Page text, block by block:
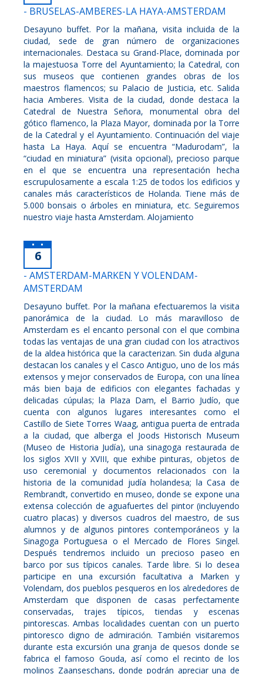
- BRUSELAS-AMBERES-LA HAYA-AMSTERDAM
Desayuno buffet. Por la mañana, visita incluida de la
ciudad, sede de gran número de organizaciones
internacionales. Destaca su Grand-Place, dominada por
la majestuosa Torre del Ayuntamiento; la Catedral, con
sus museos que contienen grandes obras de los
maestros flamencos; su Palacio de Justicia, etc. Salida
hacia Amberes. Visita de la ciudad, donde destaca la
Catedral de Nuestra Señora, monumental obra del
gótico flamenco, la Plaza Mayor, dominada por la Torre
de la Catedral y el Ayuntamiento. Continuación del viaje
hasta La Haya. Aquí se encuentra “Madurodam”, la
“ciudad en miniatura” (visita opcional), precioso parque
en el que se encuentra una representación hecha
escrupulosamente a escala 1:25 de todos los edificios y
canales más característicos de Holanda. Tiene más de
5.000 bonsais o árboles en miniatura, etc. Seguiremos
nuestro viaje hasta Amsterdam. Alojamiento
6
- AMSTERDAM-MARKEN Y VOLENDAM-
AMSTERDAM
Desayuno buffet. Por la mañana efectuaremos la visita
panorámica de la ciudad. Lo más maravilloso de
Amsterdam es el encanto personal con el que combina
todas las ventajas de una gran ciudad con los atractivos
de la aldea histórica que la caracterizan. Sin duda alguna
destacan los canales y el Casco Antiguo, uno de los más
extensos y mejor conservados de Europa, con una línea
más bien baja de edificios con elegantes fachadas y
delicadas cúpulas; la Plaza Dam, el Barrio Judío, que
cuenta con algunos lugares interesantes como el
Castillo de Siete Torres Waag, antigua puerta de entrada
a la ciudad, que alberga el Joods Historisch Museum
(Museo de Historia Judía), una sinagoga restaurada de
los siglos XVII y XVIII, que exhibe pinturas, objetos de
uso ceremonial y documentos relacionados con la
historia de la comunidad judía holandesa; la Casa de
Rembrandt, convertido en museo, donde se expone una
extensa colección de aguafuertes del pintor (incluyendo
cuatro placas) y diversos cuadros del maestro, de sus
alumnos y de algunos pintores contemporáneos y la
Sinagoga Portuguesa o el Mercado de Flores Singel.
Después tendremos incluido un precioso paseo en
barco por sus típicos canales. Tarde libre. Si lo desea
participe en una excursión facultativa a Marken y
Volendam, dos pueblos pesqueros en los alrededores de
Amsterdam que disponen de casas perfectamente
conservadas, trajes típicos, tiendas y escenas
pintorescas. Ambas localidades cuentan con un puerto
pintoresco digno de admiración. También visitaremos
durante esta excursión una granja de quesos donde se
fabrica el famoso Gouda, así como el recinto de los
molinos Zaanseschans, donde podrán apreciar una de